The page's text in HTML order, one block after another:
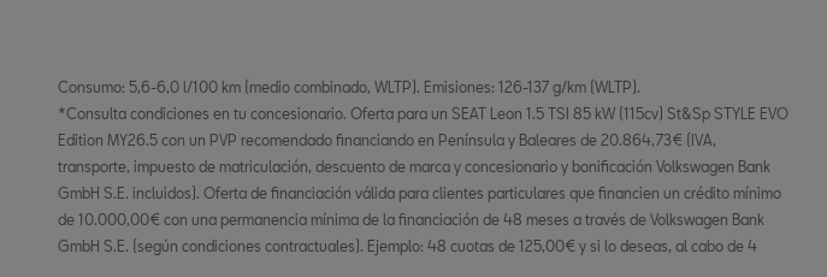
Consumo: 5,6-6,0 l/100 km (medio combinado, WLTP). Emisiones: 126-137 g/km (WLTP).
*Consulta condiciones en tu concesionario. Oferta para un SEAT Leon 1.5 TSI 85 kW (115cv) St&Sp STYLE EVO
Edition MY26.5 con un PVP recomendado financiando en Península y Baleares de 20.864,73€ (IVA,
transporte, impuesto de matriculación, descuento de marca y concesionario y bonificación Volkswagen Bank
GmbH S.E. incluidos). Oferta de financiación válida para clientes particulares que financien un crédito mínimo
de 10.000,00€ con una permanencia mínima de la financiación de 48 meses a través de Volkswagen Bank
GmbH S.E. (según condiciones contractuales). Ejemplo: 48 cuotas de 125,00€ y si lo deseas, al cabo de 4